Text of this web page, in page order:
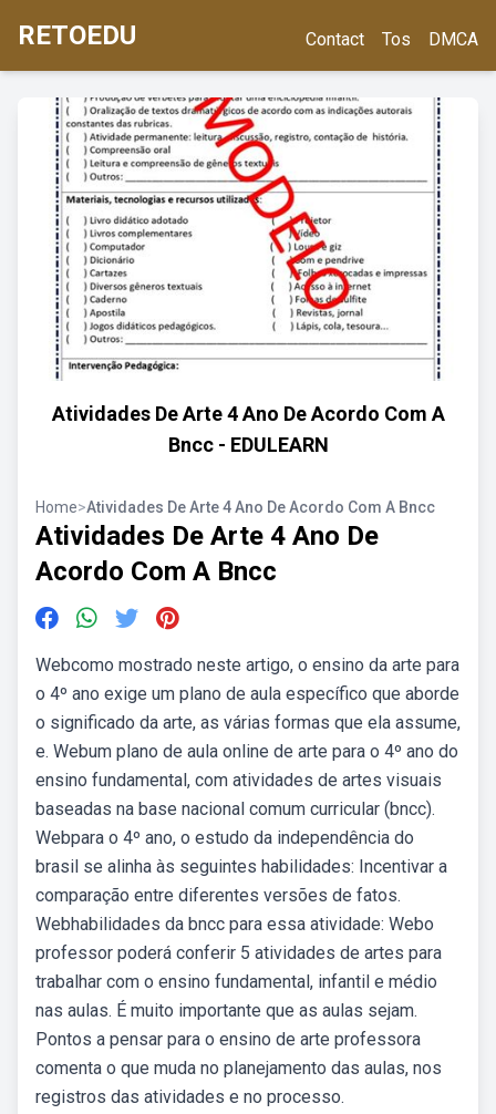
RETOEDU Contact Tos DMCA
Atividades De Arte 4 Ano De Acordo Com A
Bncc - EDULEARN
Home>Atividades De Arte 4 Ano De Acordo Com A Bncc
Atividades De Arte 4 Ano De
Acordo Com A Bncc
Webcomo mostrado neste artigo, o ensino da arte para
o 4º ano exige um plano de aula específico que aborde
o significado da arte, as várias formas que ela assume,
e. Webum plano de aula online de arte para o 4º ano do
ensino fundamental, com atividades de artes visuais
baseadas na base nacional comum curricular (bncc).
Webpara o 4º ano, o estudo da independência do
brasil se alinha às seguintes habilidades: Incentivar a
comparação entre diferentes versões de fatos.
Webhabilidades da bncc para essa atividade: Webo
professor poderá conferir 5 atividades de artes para
trabalhar com o ensino fundamental, infantil e médio
nas aulas. É muito importante que as aulas sejam.
Pontos a pensar para o ensino de arte professora
comenta o que muda no planejamento das aulas, nos
registros das atividades e no processo.